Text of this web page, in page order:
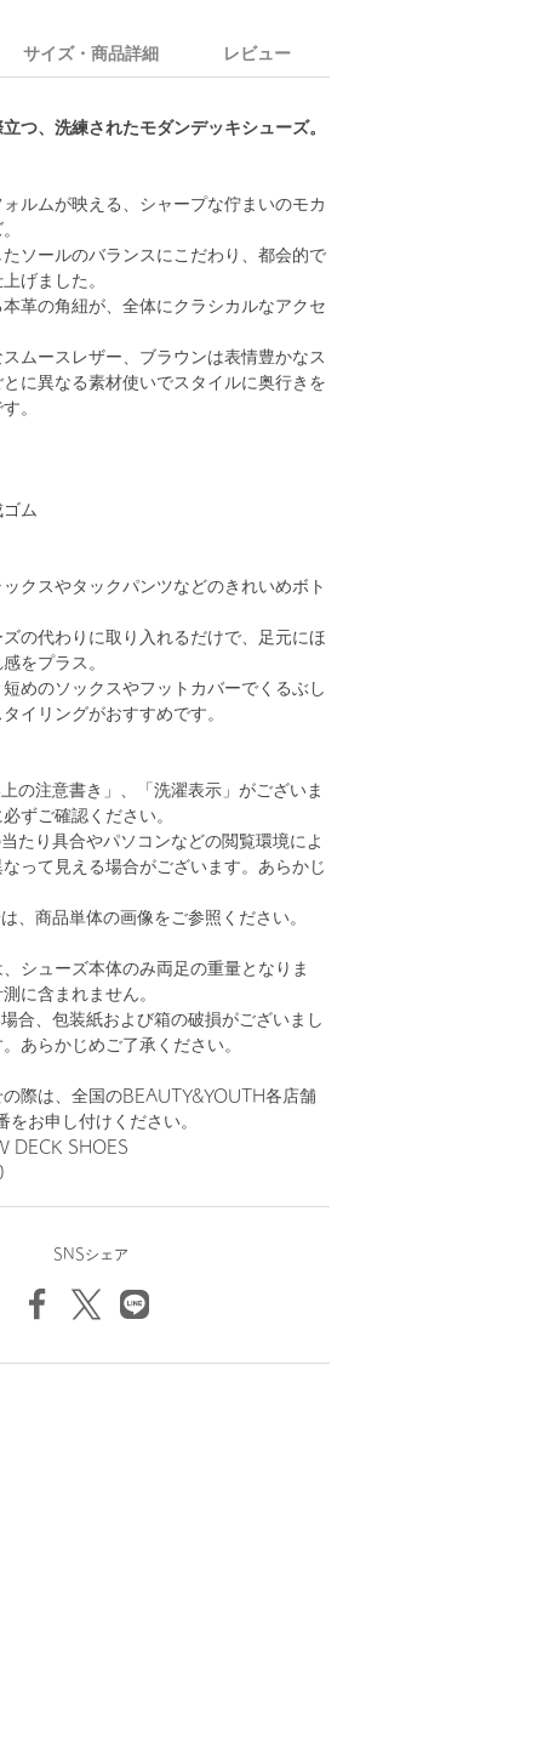
サイズ・商品詳細 レビュー
つ、洗練されたモダンデッキシューズ。
ルムが映える、シャープな佇まいのモカ
ソールのバランスにこだわり、都会的で
げました。
革の角紐が、全体にクラシカルなアクセ
ムースレザー、ブラウンは表情豊かなス
に異なる素材使いでスタイルに奥行きを
。
ム
クスやタックパンツなどのきれいめボト
の代わりに取り入れるだけで、足元にほ
をプラス。
めのソックスやフットカバーでくるぶし
イリングがおすすめです。
の注意書き」、「洗濯表示」がございま
ずご確認ください。
たり具合やパソコンなどの閲覧環境によ
って見える場合がございます。あらかじ
、商品単体の画像をご参照ください。
シューズ本体のみ両足の重量となりま
に含まれません。
合、包装紙および箱の破損がございまし
あらかじめご了承ください。
際は、全国のBEAUTY&YOUTH各店舗
をお申し付けください。
DECK SHOES
SNSシェア